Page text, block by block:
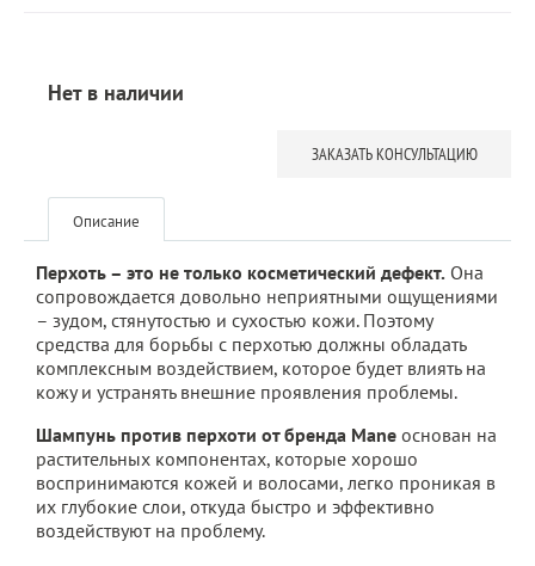
Нет в наличии
ЗАКАЗАТЬ КОНСУЛЬТАЦИЮ
Описание
Перхоть – это не только косметический дефект. Она
сопровождается довольно неприятными ощущениями
– зудом, стянутостью и сухостью кожи. Поэтому
средства для борьбы с перхотью должны обладать
комплексным воздействием, которое будет влиять на
кожу и устранять внешние проявления проблемы.
Шампунь против перхоти от бренда Mane основан на
растительных компонентах, которые хорошо
воспринимаются кожей и волосами, легко проникая в
их глубокие слои, откуда быстро и эффективно
воздействуют на проблему.